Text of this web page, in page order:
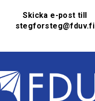
Skicka e-post till
stegforsteg@fduv.fi